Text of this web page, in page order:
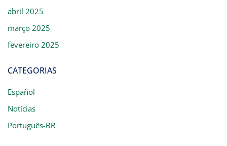
abril 2025
março 2025
fevereiro 2025
CATEGORIAS
Español
Notícias
Português-BR